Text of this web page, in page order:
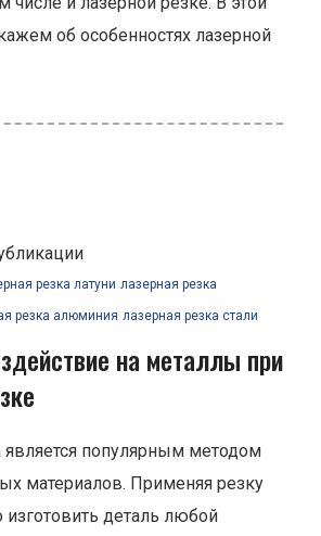
об особенностях лазерной
резка латуни лазерная резка
резка алюминия лазерная резка стали
на металлы при
является популярным методом
материалов. Применяя резку
деталь любой